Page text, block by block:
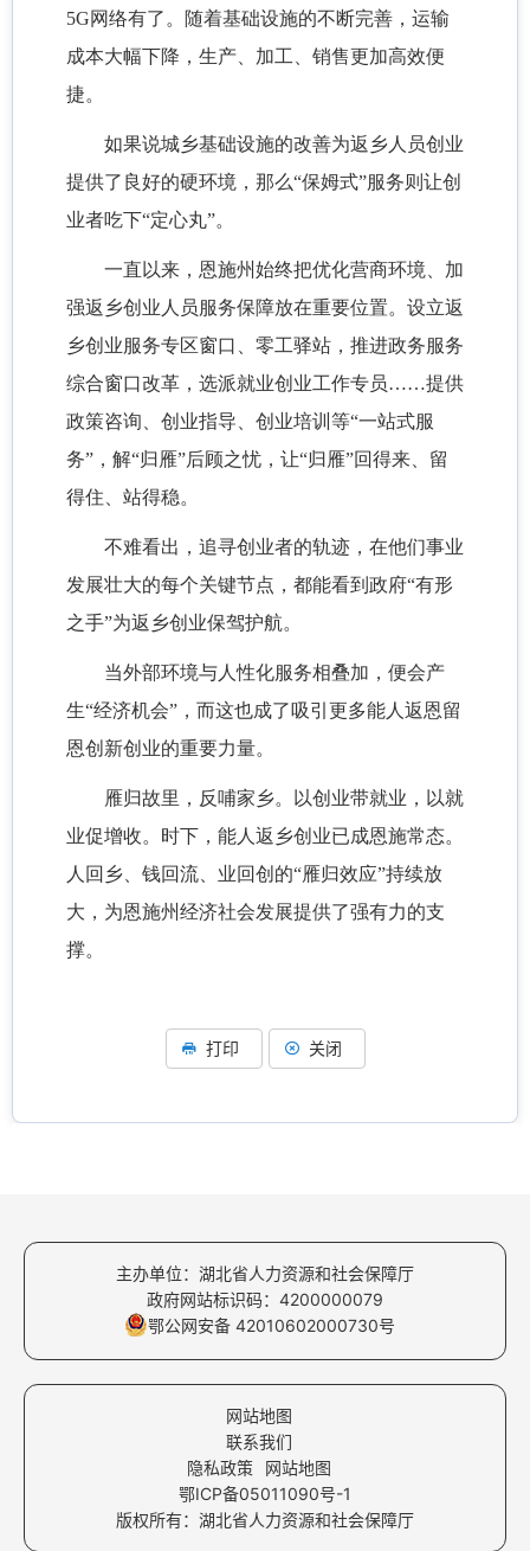
5G网络有了。随着基础设施的不断完善，运输
成本大幅下降，生产、加工、销售更加高效便
捷。
如果说城乡基础设施的改善为返乡人员创业
提供了良好的硬环境，那么“保姆式”服务则让创
业者吃下“定心丸”。
一直以来，恩施州始终把优化营商环境、加
强返乡创业人员服务保障放在重要位置。设立返
乡创业服务专区窗口、零工驿站，推进政务服务
综合窗口改革，选派就业创业工作专员……提供
政策咨询、创业指导、创业培训等“一站式服
务”，解“归雁”后顾之忧，让“归雁”回得来、留
得住、站得稳。
不难看出，追寻创业者的轨迹，在他们事业
发展壮大的每个关键节点，都能看到政府“有形
之手”为返乡创业保驾护航。
当外部环境与人性化服务相叠加，便会产
生“经济机会”，而这也成了吸引更多能人返恩留
恩创新创业的重要力量。
雁归故里，反哺家乡。以创业带就业，以就
业促增收。时下，能人返乡创业已成恩施常态。
人回乡、钱回流、业回创的“雁归效应”持续放
大，为恩施州经济社会发展提供了强有力的支
撑。
打印 关闭
主办单位：湖北省人力资源和社会保障厅
政府网站标识码：4200000079
鄂公网安备 42010602000730号
网站地图
联系我们
隐私政策
网站地图
鄂ICP备05011090号-1
版权所有：湖北省人力资源和社会保障厅